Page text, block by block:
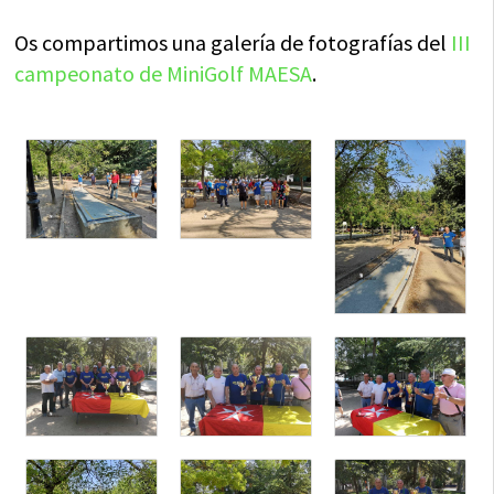
Os compartimos una galería de fotografías del III
campeonato de MiniGolf MAESA.